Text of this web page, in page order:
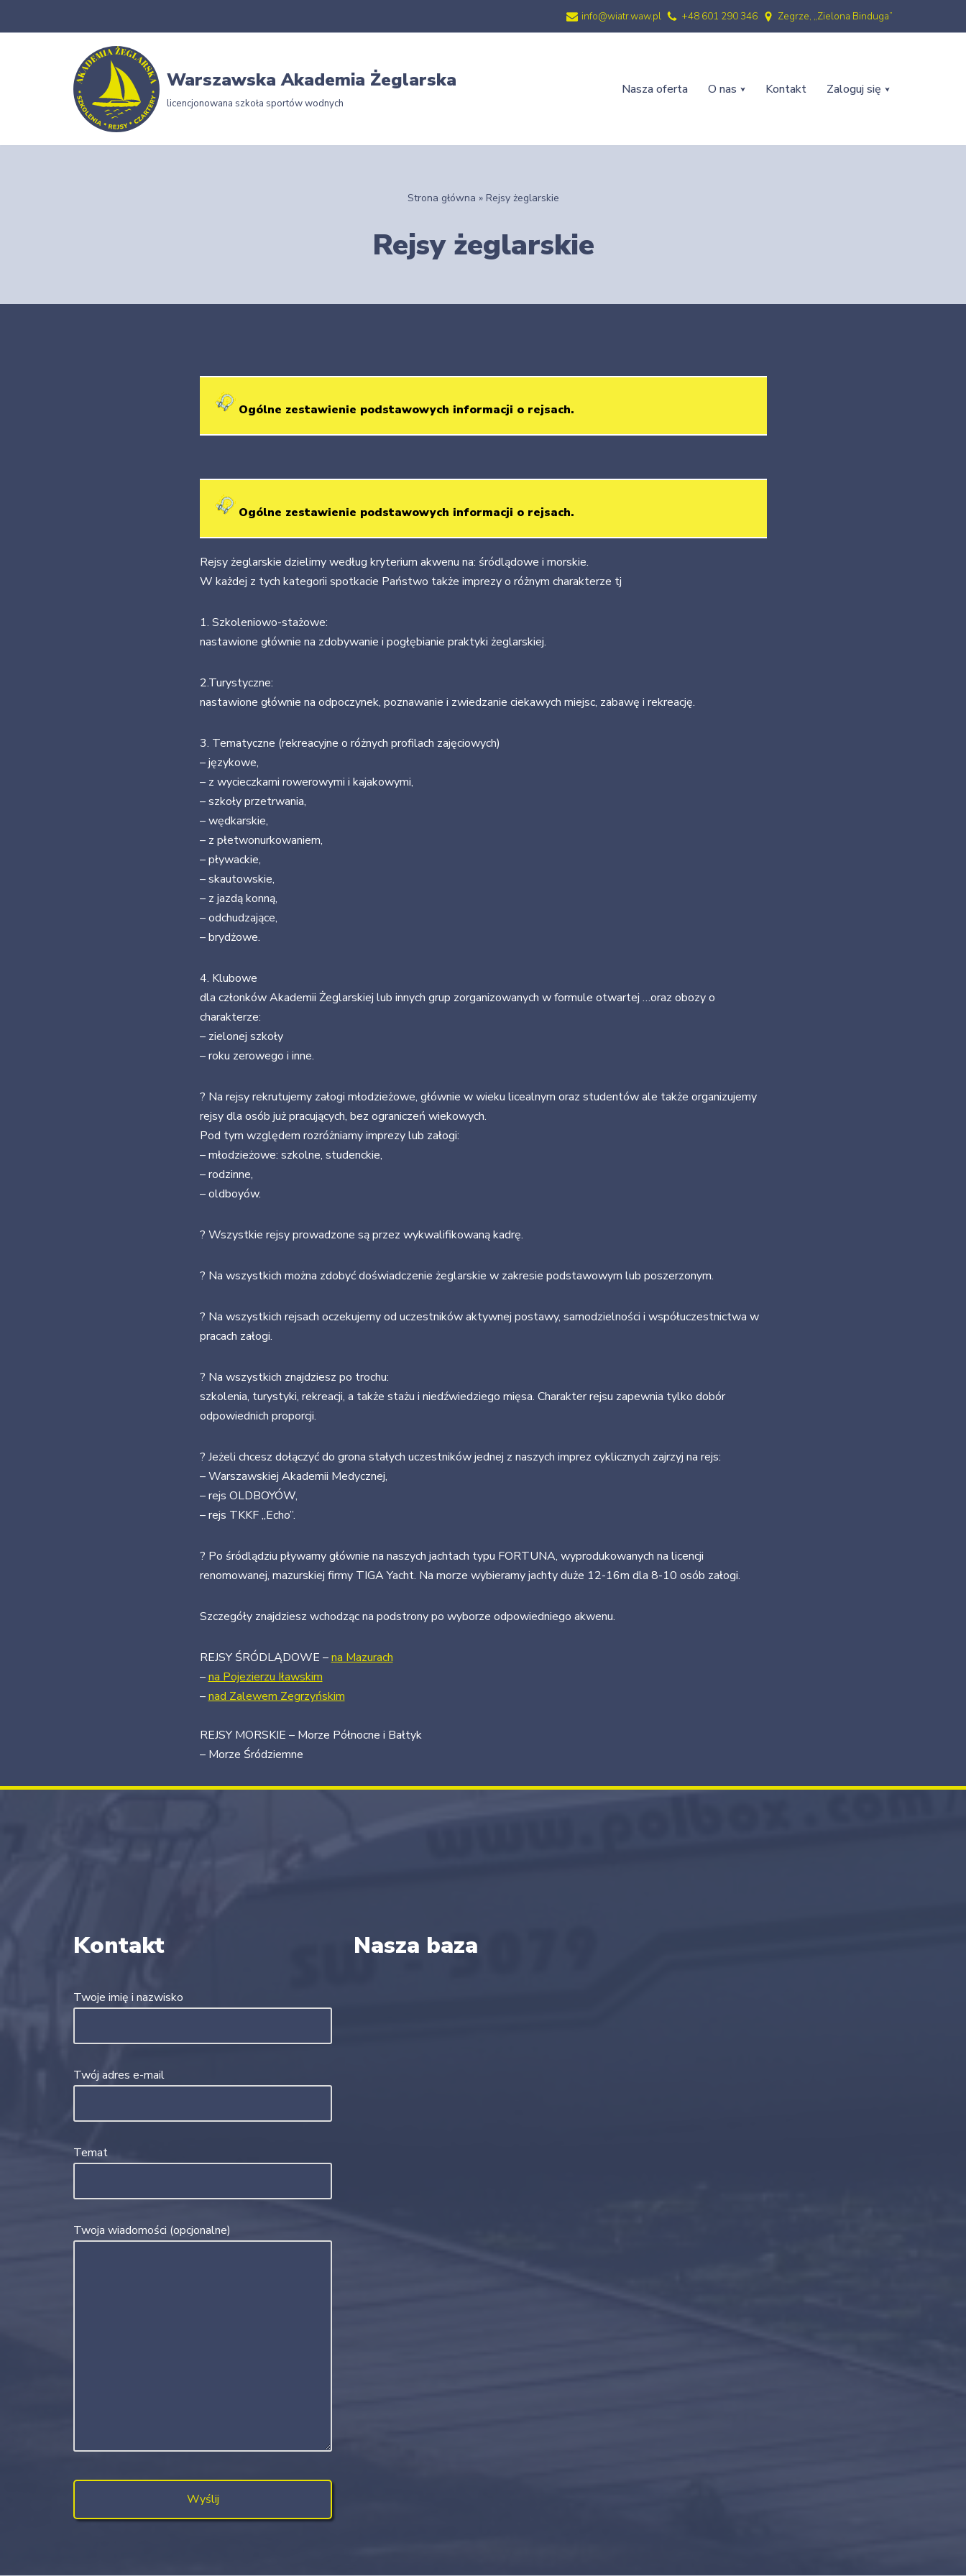
info@wiatr.waw.pl +48 601 290 346 Zegrze, „Zielona Binduga”
Warszawska Akademia Żeglarska
licencjonowana szkoła sportów wodnych
Nasza oferta O nas Kontakt Zaloguj się
Strona główna » Rejsy żeglarskie
Rejsy żeglarskie
Ogólne zestawienie podstawowych informacji o rejsach.
Ogólne zestawienie podstawowych informacji o rejsach.
Rejsy żeglarskie dzielimy według kryterium akwenu na: śródlądowe i morskie.
W każdej z tych kategorii spotkacie Państwo także imprezy o różnym charakterze tj
1. Szkoleniowo-stażowe:
nastawione głównie na zdobywanie i pogłębianie praktyki żeglarskiej.
2.Turystyczne:
nastawione głównie na odpoczynek, poznawanie i zwiedzanie ciekawych miejsc, zabawę i rekreację.
3. Tematyczne (rekreacyjne o różnych profilach zajęciowych)
– językowe,
– z wycieczkami rowerowymi i kajakowymi,
– szkoły przetrwania,
– wędkarskie,
– z płetwonurkowaniem,
– pływackie,
– skautowskie,
– z jazdą konną,
– odchudzające,
– brydżowe.
4. Klubowe
dla członków Akademii Żeglarskiej lub innych grup zorganizowanych w formule otwartej …oraz obozy o
charakterze:
– zielonej szkoły
– roku zerowego i inne.
? Na rejsy rekrutujemy załogi młodzieżowe, głównie w wieku licealnym oraz studentów ale także organizujemy
rejsy dla osób już pracujących, bez ograniczeń wiekowych.
Pod tym względem rozróżniamy imprezy lub załogi:
– młodzieżowe: szkolne, studenckie,
– rodzinne,
– oldboyów.
? Wszystkie rejsy prowadzone są przez wykwalifikowaną kadrę.
? Na wszystkich można zdobyć doświadczenie żeglarskie w zakresie podstawowym lub poszerzonym.
? Na wszystkich rejsach oczekujemy od uczestników aktywnej postawy, samodzielności i współuczestnictwa w
pracach załogi.
? Na wszystkich znajdziesz po trochu:
szkolenia, turystyki, rekreacji, a także stażu i niedźwiedziego mięsa. Charakter rejsu zapewnia tylko dobór
odpowiednich proporcji.
? Jeżeli chcesz dołączyć do grona stałych uczestników jednej z naszych imprez cyklicznych zajrzyj na rejs:
– Warszawskiej Akademii Medycznej,
– rejs OLDBOYÓW,
– rejs TKKF „Echo”.
? Po śródlądziu pływamy głównie na naszych jachtach typu FORTUNA, wyprodukowanych na licencji
renomowanej, mazurskiej firmy TIGA Yacht. Na morze wybieramy jachty duże 12-16m dla 8-10 osób załogi.
Szczegóły znajdziesz wchodząc na podstrony po wyborze odpowiedniego akwenu.
REJSY ŚRÓDLĄDOWE –na Mazurach
–na Pojezierzu Iławskim
–nad Zalewem Zegrzyńskim
REJSY MORSKIE – Morze Północne i Bałtyk
– Morze Śródziemne
Kontakt
Twoje imię i nazwisko
Twój adres e-mail
Temat
Twoja wiadomości (opcjonalne)
Nasza baza